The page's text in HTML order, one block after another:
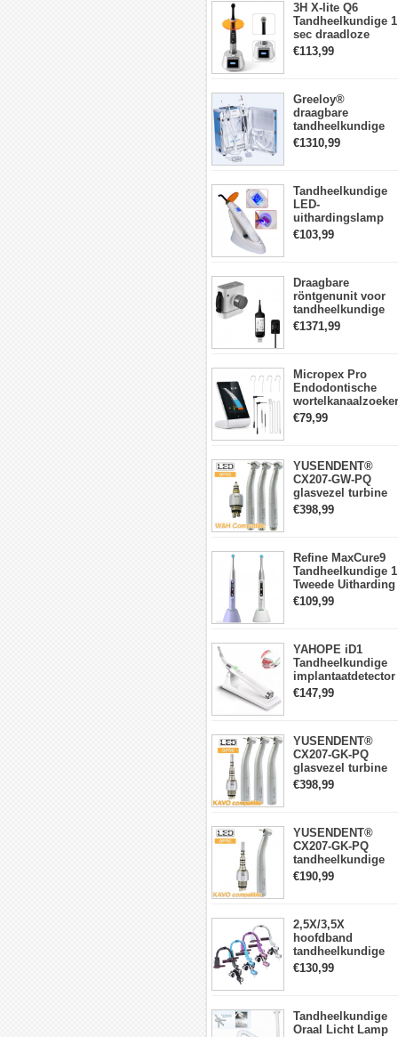
3H X-lite Q6
Tandheelkundige 1
sec draadloze
LED-
Uithardingslamp
behuizing
€113,99
Greeloy®
draagbare
tandheelkundige
Eenheid met
luchtCompressor
ultrasone scaler)
€1310,99
Tandheelkundige
LED-
uithardingslamp
Draadloos met
lichtmeter 2000
€103,99
Draagbare
röntgenunit voor
tandheelkundige
apparatuur met
hoge frequentie +
€1371,99
Micropex Pro
Endodontische
wortelkanaalzoeker
Apex Locator voor
€79,99
YUSENDENT®
CX207-GW-PQ
glasvezel turbine
handstuk W&H
compatibel
€398,99
Refine MaxCure9
Tandheelkundige 1
Tweede Uitharding
LED-
uithardingslamp
€109,99
YAHOPE iD1
Tandheelkundige
implantaatdetector
implantaatlocator
slimme
€147,99
YUSENDENT®
CX207-GK-PQ
glasvezel turbine
handstuk KAVO-
compatibel
x3)
€398,99
YUSENDENT®
CX207-GK-PQ
tandheelkundige
turbine-handstuk
compatibel met
€190,99
2,5X/3,5X
hoofdband
tandheelkundige
verrekijkerloepen
met 5W LED-
€130,99
Tandheelkundige
Oraal Licht Lamp